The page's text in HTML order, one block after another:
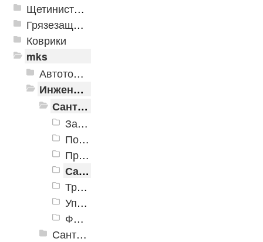
Щетинистые покрытия
Грязезащитные, влаговпитывающие покрытия
Коврики
mks
Автотовары
Инженерная сантехника и инструменты
Сантехника
Запорная арматура
Подводка
Прочистное оборудование
Сантехническое оборудование
Трубы
Уплотнительные материалы
Фитинги
Сантехнические инструменты